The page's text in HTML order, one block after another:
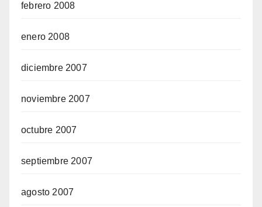
febrero 2008
enero 2008
diciembre 2007
noviembre 2007
octubre 2007
septiembre 2007
agosto 2007